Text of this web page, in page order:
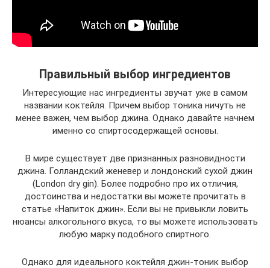
Правильный выбор ингредиентов
Интересующие нас ингредиенты звучат уже в самом
названии коктейля. Причем выбор тоника ничуть не
менее важен, чем выбор джина. Однако давайте начнем
именно со спиртосодержащей основы.
В мире существует две признанных разновидности
джина. Голландский женевер и лондонский сухой джин
(London dry gin). Более подробно про их отличия,
достоинства и недостатки вы можете прочитать в
статье «Напиток джин». Если вы не привыкли ловить
нюансы алкогольного вкуса, то вы можете использовать
любую марку подобного спиртного.
Однако для идеального коктейля джин-тоник выбор